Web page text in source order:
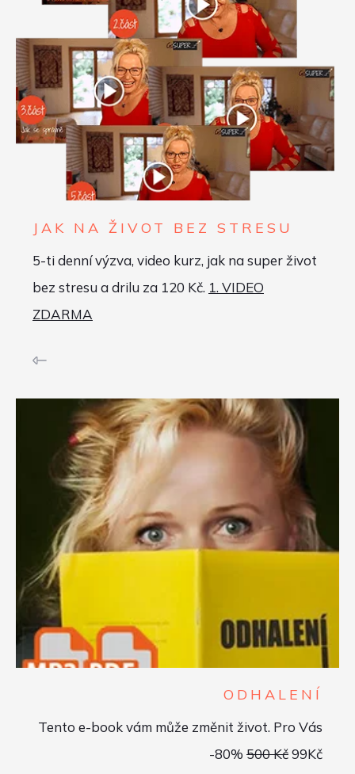
JAK NA ŽIVOT BEZ STRESU
5-ti denní výzva, video kurz, jak na super život
bez stresu a drilu za 120 Kč. 1. VIDEO
ZDARMA
ODHALENÍ
Tento e-book vám může změnit život. Pro Vás
-80% 500 Kč99Kč